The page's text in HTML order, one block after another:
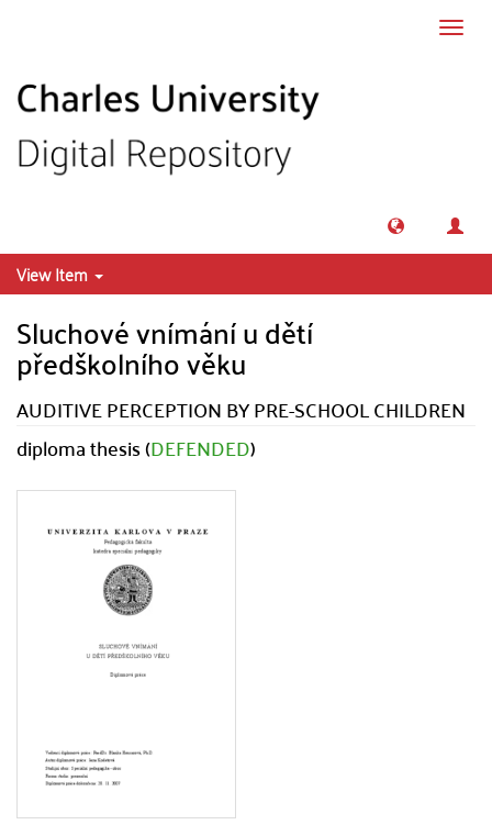
View Item
Sluchové vnímání u dětí
předškolního věku
AUDITIVE PERCEPTION BY PRE-SCHOOL CHILDREN
diploma thesis (DEFENDED)